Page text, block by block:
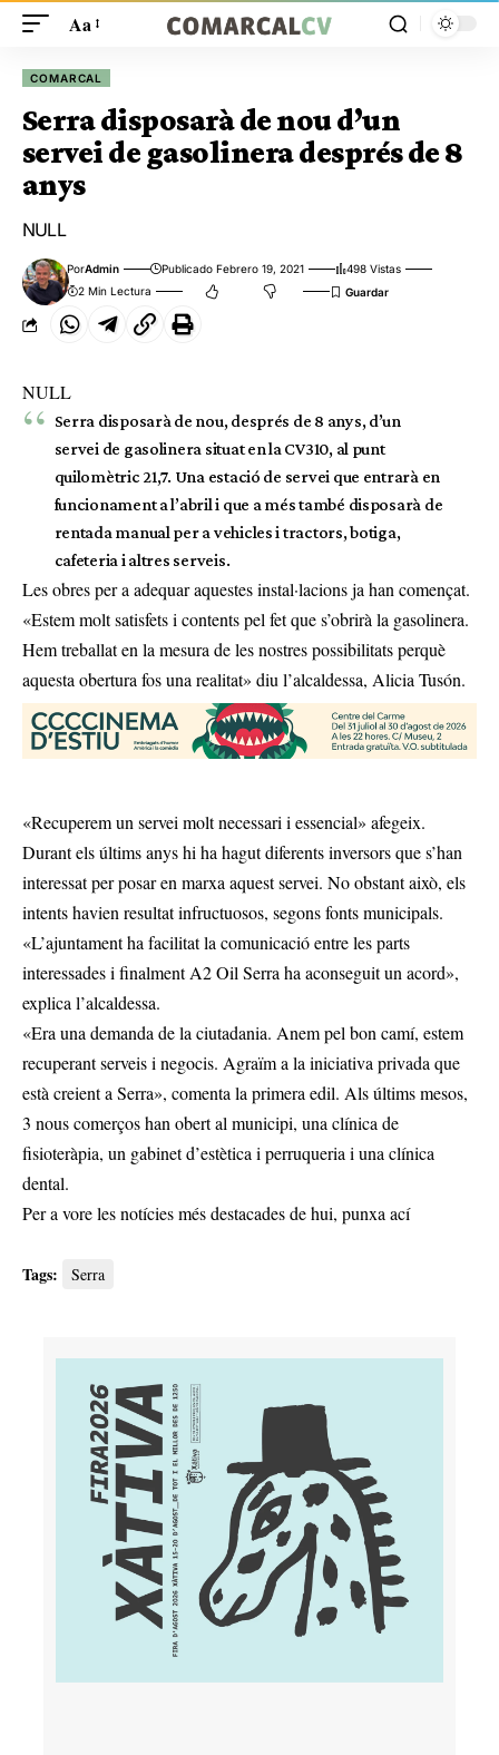
Aa
COMARCAL
Serra disposarà de nou d’un
servei de gasolinera després de 8
anys
NULL
PorAdmin Publicado Febrero 19, 2021
498 Vistas
2 Min Lectura
NULL
Serra disposarà de nou, després de 8 anys, d’un
servei de gasolinera situat en la CV310, al punt
quilomètric 21,7. Una estació de servei que entrarà en
funcionament a l’abril i que a més també disposarà de
rentada manual per a vehicles i tractors, botiga,
cafeteria i altres serveis.
Les obres per a adequar aquestes instal·lacions ja han començat.
«Estem molt satisfets i contents pel fet que s’obrirà la gasolinera.
Hem treballat en la mesura de les nostres possibilitats perquè
aquesta obertura fos una realitat» diu l’alcaldessa, Alicia Tusón.
«Recuperem un servei molt necessari i essencial» afegeix.
Durant els últims anys hi ha hagut diferents inversors que s’han
interessat per posar en marxa aquest servei. No obstant això, els
intents havien resultat infructuosos, segons fonts municipals.
«L’ajuntament ha facilitat la comunicació entre les parts
interessades i finalment A2 Oil Serra ha aconseguit un acord»,
explica l’alcaldessa.
«Era una demanda de la ciutadania. Anem pel bon camí, estem
recuperant serveis i negocis. Agraïm a la iniciativa privada que
està creient a Serra», comenta la primera edil. Als últims mesos,
3 nous comerços han obert al municipi, una clínica de
fisioteràpia, un gabinet d’estètica i perruqueria i una clínica
dental.
Per a vore les notícies més destacades de hui, punxa ací
Tags: Serra